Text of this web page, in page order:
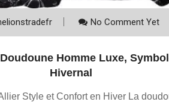
No Comment Yet
Homme Luxe,
Hivernal
Style et Confort en Hiver La